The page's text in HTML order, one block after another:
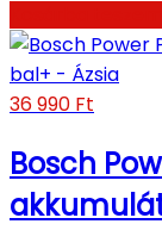
36 990 Ft
Bosch